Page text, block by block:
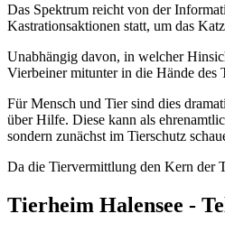
Das Spektrum reicht von der
Kastrationsaktionen statt, um das
Unabhängig davon, in welcher
Vierbeiner mitunter in die Hände des
Für Mensch und Tier sind dies
über Hilfe. Diese kann als
sondern zunächst im Tierschutz
Da die Tiervermittlung den Kern der
Tierheim Halensee -